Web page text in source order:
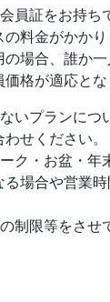
員証をお持ち
料金がかかり
場合、誰か
格が適応とな
いプランにつ
せください。
ク・お盆・年
る場合や営業
制限等をさせ